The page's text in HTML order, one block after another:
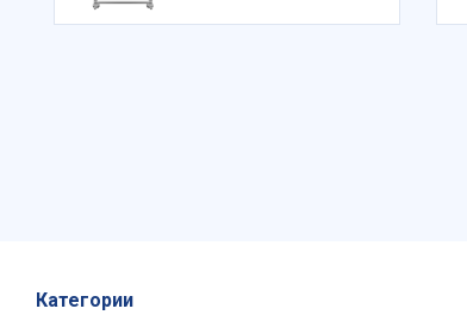
Категории